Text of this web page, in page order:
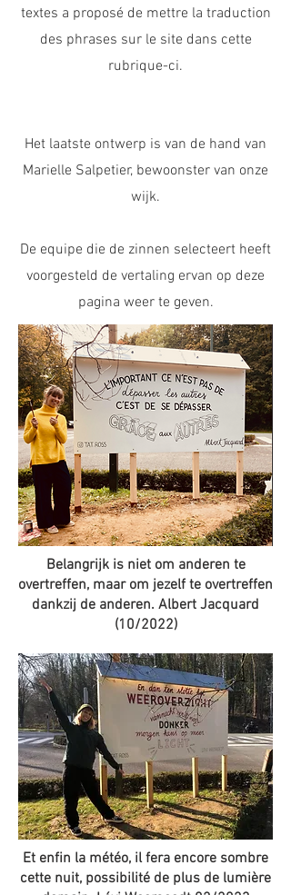
textes a proposé de mettre la traduction
des phrases sur le site dans cette
rubrique-ci.
Het laatste ontwerp is van de hand van
Marielle Salpetier, bewoonster van onze
wijk.
De equipe die de zinnen selecteert heeft
voorgesteld de vertaling ervan op deze
pagina weer te geven.
Belangrijk is niet om anderen te
overtreffen, maar om jezelf te overtreffen
dankzij de anderen. Albert Jacquard
(10/2022)
Et enfin la météo, il fera encore sombre
cette nuit, possibilité de plus de lumière